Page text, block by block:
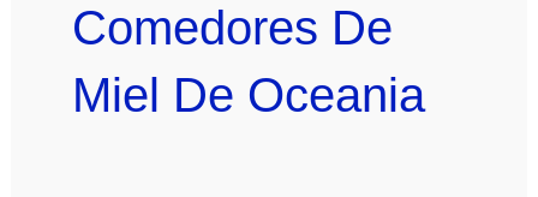
Comedores De
Miel De Oceania